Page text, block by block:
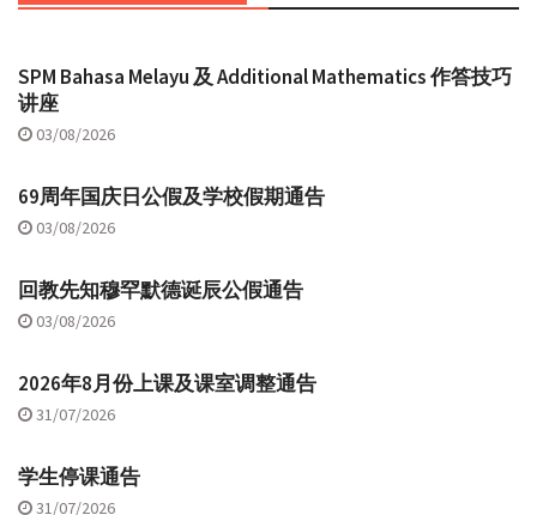
SPM Bahasa Melayu 及 Additional Mathematics 作答技巧
讲座
03/08/2026
69周年国庆日公假及学校假期通告
03/08/2026
回教先知穆罕默德诞辰公假通告
03/08/2026
2026年8月份上课及课室调整通告
31/07/2026
学生停课通告
31/07/2026